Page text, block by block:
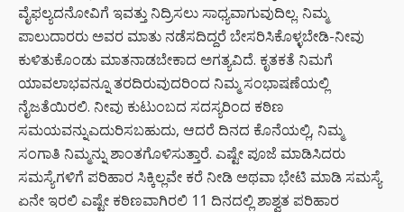
ವೈಫಲ್ಯದನೋವಿಗೆ ಇವತ್ತು ನಿದ್ರಿಸಲು ಸಾಧ್ಯವಾಗುವುದಿಲ್ಲ. ನಿಮ್ಮ
ಪಾಲುದಾರರು ಅವರ ಮಾತು ನಡೆಸದಿದ್ದರೆ ಬೇಸರಿಸಿಕೊಳ್ಳಬೇಡಿ-ನೀವು
ಕುಳಿತುಕೊಂಡು ಮಾತನಾಡಬೇಕಾದ ಅಗತ್ಯವಿದೆ. ಕೃತಕತೆ ನಿಮಗೆ
ಯಾವಲಾಭವನ್ನೂ ತರದಿರುವುದರಿಂದ ನಿಮ್ಮ ಸಂಭಾಷಣೆಯಲ್ಲಿ
ನೈಜತೆಯಿರಲಿ. ನೀವು ಕುಟುಂಬದ ಸದಸ್ಯರಿಂದ ಕಠಿಣ
ಸಮಯವನ್ನುಎದುರಿಸಬಹುದು, ಆದರೆ ದಿನದ ಕೊನೆಯಲ್ಲಿ, ನಿಮ್ಮ
ಸಂಗಾತಿ ನಿಮ್ಮನ್ನು ಶಾಂತಗೊಳಿಸುತ್ತಾರೆ. ಎಷ್ಟೇ ಪೂಜೆ ಮಾಡಿಸಿದರು
ಸಮಸ್ಯೆಗಳಿಗೆ ಪರಿಹಾರ ಸಿಕ್ಕಿಲ್ಲವೇ ಕರೆ ನೀಡಿ ಅಥವಾ ಭೇಟಿ ಮಾಡಿ ಸಮಸ್ಯೆ
ಏನೇ ಇರಲಿ ಎಷ್ಟೇ ಕಠಿಣವಾಗಿರಲಿ 11 ದಿನದಲ್ಲಿ ಶಾಶ್ವತ ಪರಿಹಾರ